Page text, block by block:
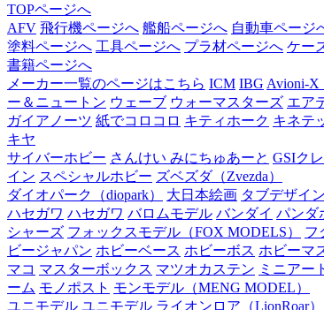
TOPページへ
AFV 飛行機ページへ 艦船ページへ 自動車ページ
塗料ページへ 工具ページへ プラ材ページへ ケー
書籍ページへ
メーカー一覧のページはこちら ICM IBG Avioni-X
ー＆ニュートン ウェーブ ウォーマスターズ エア
ガイアノーツ 紙でコロコロ キティホーク キネテ
キヤ
サイバーホビー さんけい みにちゅあーと GSIク
イン スペシャルホビー ズベズダ（Zvezda）
ダイオパーク（diopark）
大日本絵画 タブデザイ
ハセガワ ハセガワ バロムモデル バンダイ パンダ
シャーズ フォックスモデル（FOX MODELS） フ
ビージャパン ホビーベース ホビーボス ホビーマ
マコ マスターボックス マツオカステン ミニアー
ーム モノポスト モンモデル（MENG MODEL）
ユニモデル ユニモデル ライオンロア（LionRoar）